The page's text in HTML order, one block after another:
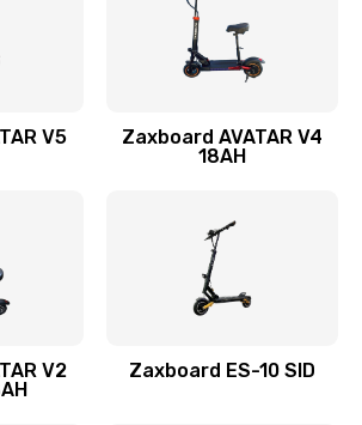
V5
Zaxboard AVATAR V4
18AH
V2
Zaxboard ES-10 SID